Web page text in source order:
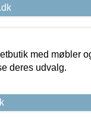
med møbler
deres udvalg.